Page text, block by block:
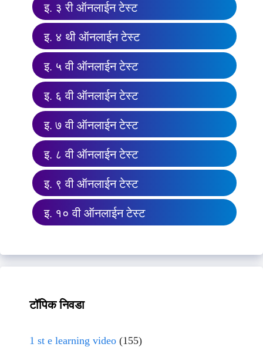
इ. ३ री ऑनलाईन टेस्ट
इ. ४ थी ऑनलाईन टेस्ट
इ. ५ वी ऑनलाईन टेस्ट
इ. ६ वी ऑनलाईन टेस्ट
इ. ७ वी ऑनलाईन टेस्ट
इ. ८ वी ऑनलाईन टेस्ट
इ. ९ वी ऑनलाईन टेस्ट
इ. १० वी ऑनलाईन टेस्ट
टॉपिक निवडा
1 st e learning video (155)